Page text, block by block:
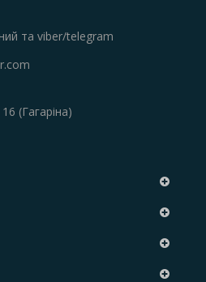
та viber/telegram
(Гагаріна)